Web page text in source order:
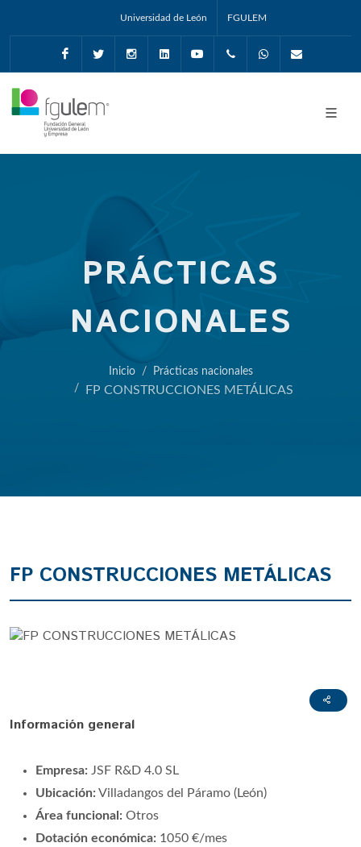
Universidad de León FGULEM
FacebookTwitter InstagramLinkedin Youtube +34987291651
Whatsapp
PRÁCTICAS
NACIONALES
Inicio Prácticas nacionales
FP CONSTRUCCIONES METÁLICAS
FP CONSTRUCCIONES METÁLICAS
Información general
Empresa: JSF R&D 4.0 SL
Ubicación: Villadangos del Páramo (León)
Área funcional: Otros
Dotación económica: 1050 €/mes